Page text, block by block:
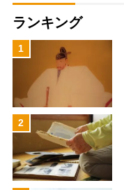
ランキング
1
2